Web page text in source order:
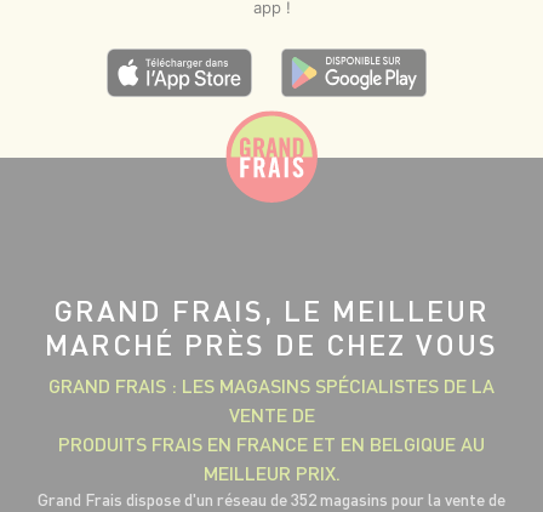
app !
GRAND FRAIS, LE MEILLEUR
MARCHÉ PRÈS DE CHEZ VOUS
GRAND FRAIS : LES MAGASINS SPÉCIALISTES DE LA
VENTE DE
PRODUITS FRAIS EN FRANCE ET EN BELGIQUE AU
MEILLEUR PRIX.
Grand Frais dispose d'un réseau de 352 magasins pour la vente de